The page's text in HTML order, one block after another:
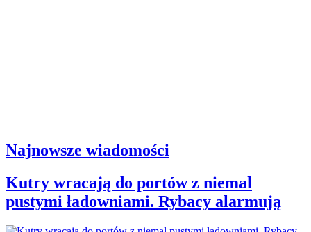
Najnowsze wiadomości
Kutry wracają do portów z niemal
pustymi ładowniami. Rybacy alarmują